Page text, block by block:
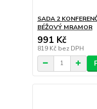
SADA 2
BÉŽOVÝ MRAMOR
991 Kč
819 Kč bez DPH